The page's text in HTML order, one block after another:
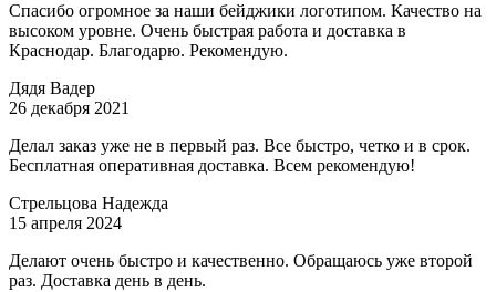
Спасибо огромное за наши бейджики логотипом. Качество на
высоком уровне. Очень быстрая работа и доставка в
Краснодар. Благодарю. Рекомендую.
Дядя Вадер
26 декабря 2021
Делал заказ уже не в первый раз. Все быстро, четко и в срок.
Бесплатная оперативная доставка. Всем рекомендую!
Стрельцова Надежда
15 апреля 2024
Делают очень быстро и качественно. Обращаюсь уже второй
раз. Доставка день в день.